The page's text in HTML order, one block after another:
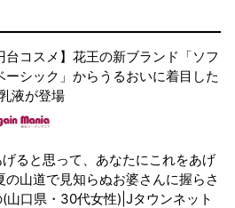
台コスメ】花王の新ブランド「ソフ
ーシック」からうるおいに着目した
液が登場
げると思って、あなたにこれをあげ
の山道で見知らぬお婆さんに握らさ
山口県・30代女性)|Jタウンネット